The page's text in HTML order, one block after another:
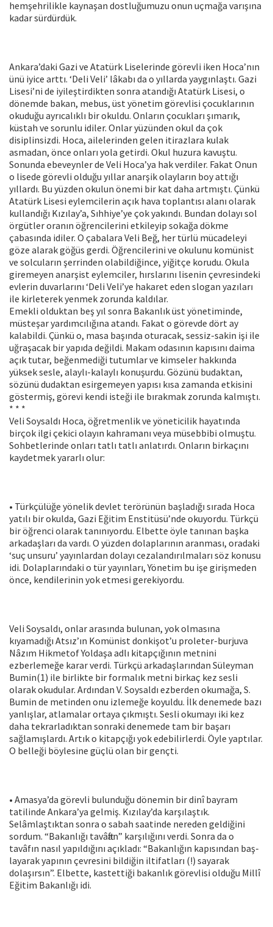
hemşehrilikle kaynaşan dostluğumuzu onun uçmağa varışına
kadar sürdürdük.
Ankara’daki Gazi ve Atatürk Liselerinde görevli iken Hoca’nın
ünü iyice arttı. ‘Deli Veli’ lâkabı da o yıllarda yaygınlaştı. Gazi
Lisesi’ni de iyileştirdikten sonra atandığı Atatürk Lisesi, o
dönemde bakan, mebus, üst yönetim görevlisi çocuklarının
okuduğu ayrıcalıklı bir okuldu. Onların çocukları şımarık,
küstah ve sorunlu idiler. Onlar yüzünden okul da çok
disiplinsizdi. Hoca, ailelerinden gelen itirazlara kulak
asmadan, önce onları yola getirdi. Okul huzura kavuştu.
Sonunda ebeveynler de Veli Hoca’ya hak verdiler. Fakat Onun
o lisede görevli olduğu yıllar anarşik olayların boy attığı
yıllardı. Bu yüzden okulun önemi bir kat daha artmıştı. Çünkü
Atatürk Lisesi eylemcilerin açık hava toplantısı alanı olarak
kullandığı Kızılay’a, Sıhhiye’ye çok yakındı. Bundan dolayı sol
örgütler oranın öğrencilerini etkileyip sokağa dökme
çabasında idiler. O çabalara Veli Beğ, her türlü mücadeleyi
göze alarak göğüs gerdi. Öğrencilerini ve okulunu komünist
ve solcuların şerrinden olabildiğince, yiğitçe korudu. Okula
giremeyen anarşist eylemciler, hırslarını lisenin çevresindeki
evlerin duvarlarını ‘Deli Veli’ye hakaret eden slogan yazıları
ile kirleterek yenmek zorunda kaldılar.
Emekli olduktan beş yıl sonra Bakanlık üst yönetiminde,
müsteşar yardımcılığına atandı. Fakat o görevde dört ay
kalabildi. Çünkü o, masa başında oturacak, sessiz-sakin işi ile
uğraşacak bir yapıda değildi. Makam odasının kapısını daima
açık tutar, beğenmediği tutumlar ve kimseler hakkında
yüksek sesle, alaylı-kalaylı konuşurdu. Gözünü budaktan,
sözünü dudaktan esirgemeyen yapısı kısa zamanda etkisini
göstermiş, görevi kendi isteği ile bırakmak zorunda kalmıştı.
* * *
Veli Soysaldı Hoca, öğretmenlik ve yöneticilik hayatında
birçok ilgi çekici olayın kahramanı veya müsebbibi olmuştu.
Sohbetlerinde onları tatlı tatlı anlatırdı. Onların birkaçını
kaydetmek yararlı olur:
• Türkçülüğe yönelik devlet terörünün başladığı sırada Hoca
yatılı bir okulda, Gazi Eğitim Enstitüsü’nde okuyordu. Türkçü
bir öğrenci olarak tanınıyordu. Elbette öyle tanınan başka
arkadaşları da vardı. O yüzden dolaplarının aranması, oradaki
‘suç unsuru’ yayınlardan dolayı cezalandırılmaları söz konusu
idi. Dolaplarındaki o tür yayınları, Yönetim bu işe girişmeden
önce, kendilerinin yok etmesi gerekiyordu.
Veli Soysaldı, onlar arasında bulunan, yok olmasına
kıyamadığı Atsız’ın Komünist donkişot’u proleter-burjuva
Nâzım Hikmetof Yoldaşa adlı kitapçığının metnini
ezberlemeğe karar verdi. Türkçü arkadaşlarından Süleyman
Bumin(1) ile birlikte bir formalık metni birkaç kez sesli
olarak okudular. Ardından V. Soysaldı ezberden okumağa, S.
Bumin de metinden onu izlemeğe koyuldu. İlk denemede bazı
yanlışlar, atlamalar ortaya çıkmıştı. Sesli okumayı iki kez
daha tekrarladıktan sonraki denemede tam bir başarı
sağlamışlardı. Artık o kitapçığı yok edebilirlerdi. Öyle yaptılar.
O belleği böylesine güçlü olan bir gençti.
• Amasya’da görevli bulunduğu dönemin bir dinî bayram
tatilinde Ankara’ya gelmiş. Kızılay’da karşılaştık.
Selâmlaştıktan sonra o sabah saatinde nereden geldiğini
sordum. “Bakanlığı tavâftan” karşılığını verdi. Sonra da o
tavâfın nasıl yapıldığını açıkladı: “Bakanlığın kapısından baş-
layarak yapının çevresini bildiğin iltifatları (!) sayarak
dolaşırsın”. Elbette, kastettiği bakanlık görevlisi olduğu Millî
Eğitim Bakanlığı idi.